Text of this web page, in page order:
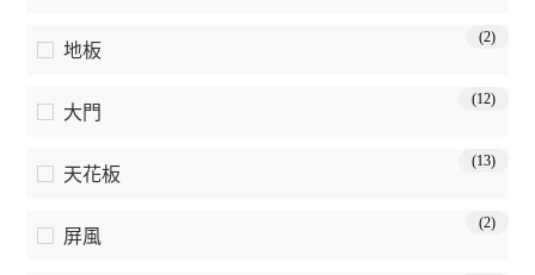
地板
(2)
大門
(12)
天花板
(13)
屏風
(2)